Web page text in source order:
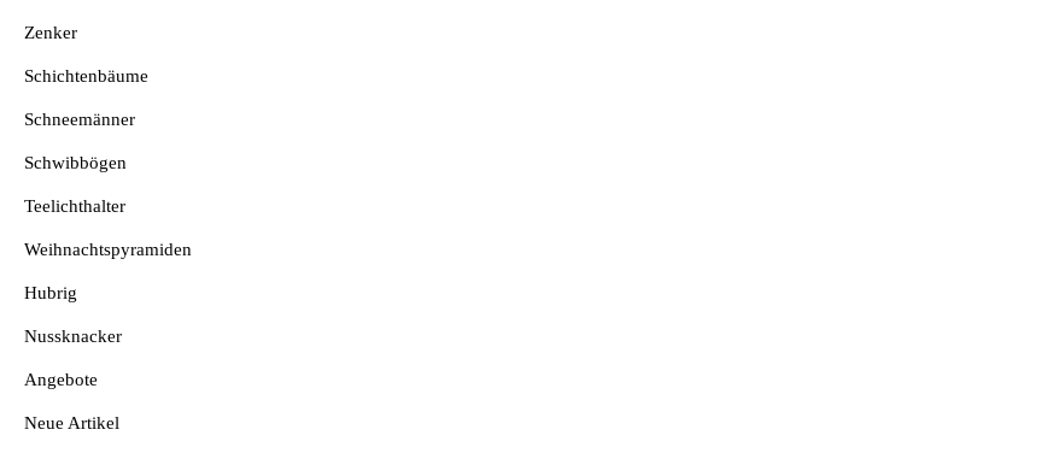
Zenker
Schichtenbäume
Schneemänner
Schwibbögen
Teelichthalter
Weihnachtspyramiden
Hubrig
Nussknacker
Angebote
Neue Artikel